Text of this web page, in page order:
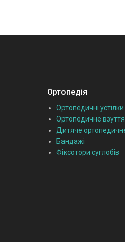
Ортопедія
Ортопедичні устілки
Ортопедичне взуття
Дитяче
Бандажі
Фіксотори суглобів